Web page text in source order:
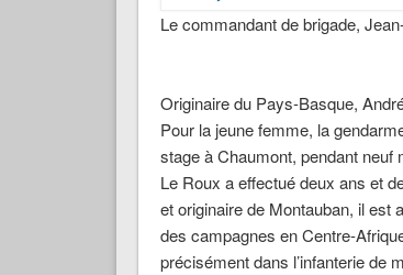
Le commandant de brigade,
Originaire du Pays-Basque,
Pour la jeune femme, la
stage à Chaumont, pendant
Le Roux a effectué deux ans et
et originaire de Montauban, il est
des campagnes en Centre-
précisément dans l’infanterie de